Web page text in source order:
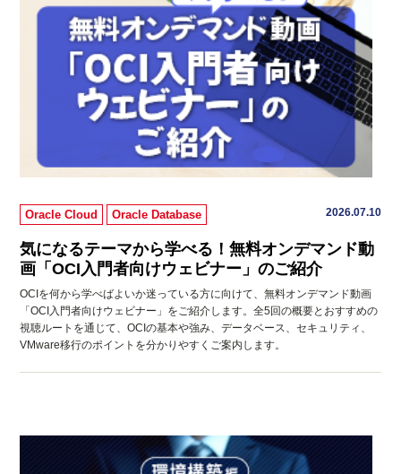
Oracle Cloud Oracle Database 2026.07.10
気になるテーマから学べる！無料オンデマンド動
画「OCI入門者向けウェビナー」のご紹介
OCIを何から学べばよいか迷っている方に向けて、無料オンデマンド動画
「OCI入門者向けウェビナー」をご紹介します。全5回の概要とおすすめの
視聴ルートを通じて、OCIの基本や強み、データベース、セキュリティ、
VMware移行のポイントを分かりやすくご案内します。